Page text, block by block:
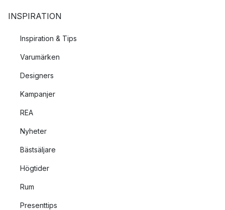
hällkrage som förhindrar att det droppar och blir fläckar på ditt
INSPIRATION
Inspiration & Tips
Varumärken
Designers
Kampanjer
REA
Nyheter
Bästsäljare
Högtider
Rum
Presenttips